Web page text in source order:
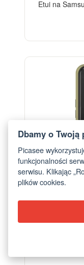
Etui na
Dbamy o Twoją
Picasee
funkcjonalności
serwisu. Klikając
plików cookies.